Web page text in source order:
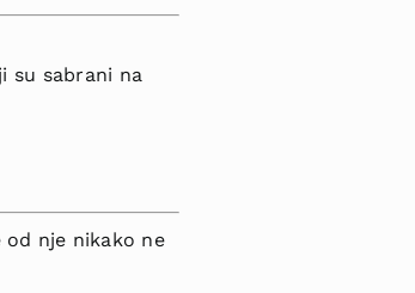
su sabrani na
nje nikako ne